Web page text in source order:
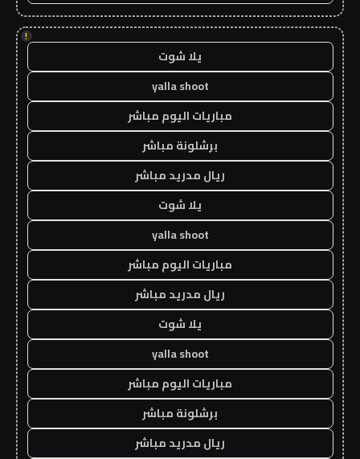
!
يلا شوت
yalla shoot
مباريات اليوم مباشر
برشلونة مباشر
ريال مدريد مباشر
يلا شوت
yalla shoot
مباريات اليوم مباشر
ريال مدريد مباشر
يلا شوت
yalla shoot
مباريات اليوم مباشر
برشلونة مباشر
ريال مدريد مباشر